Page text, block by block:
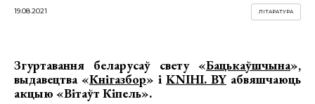
19.08.2021 ЛІТАРАТУРА
Згуртавання беларусаў свету «Бацькаўшчына»,
выдавецтва «Кнігазбор» і KNIHI. BYабвяшчаюць
акцыю «Вітаўт Кіпель».